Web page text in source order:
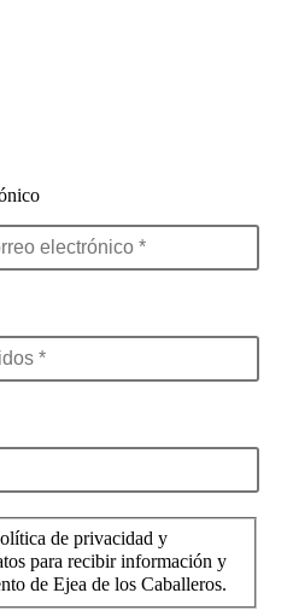
de privacidad y
para recibir información y
de Ejea de los Caballeros.